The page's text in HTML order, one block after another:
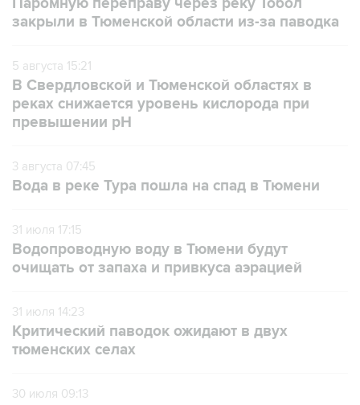
Паромную переправу через реку Тобол
закрыли в Тюменской области из-за паводка
5 августа 15:21
В Свердловской и Тюменской областях в
реках снижается уровень кислорода при
превышении рН
3 августа 07:45
Вода в реке Тура пошла на спад в Тюмени
31 июля 17:15
Водопроводную воду в Тюмени будут
очищать от запаха и привкуса аэрацией
31 июля 14:23
Критический паводок ожидают в двух
тюменских селах
30 июля 09:13